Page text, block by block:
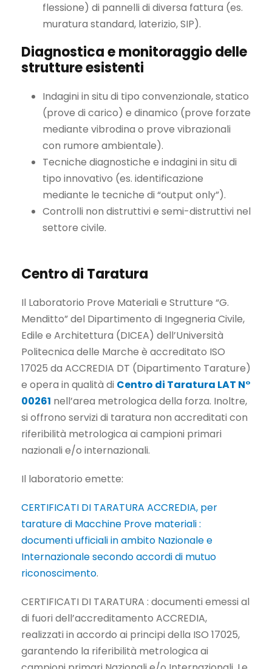
flessione) di pannelli di diversa fattura (es.
muratura standard, laterizio, SIP).
Diagnostica e monitoraggio delle
strutture esistenti
Indagini in situ di tipo convenzionale, statico
(prove di carico) e dinamico (prove forzate
mediante vibrodina o prove vibrazionali
con rumore ambientale).
Tecniche diagnostiche e indagini in situ di
tipo innovativo (es. identificazione
mediante le tecniche di “output only”).
Controlli non distruttivi e semi-distruttivi nel
settore civile.
Centro di Taratura
Il Laboratorio Prove Materiali e Strutture “G.
Menditto” del Dipartimento di Ingegneria Civile,
Edile e Architettura (DICEA) dell’Università
Politecnica delle Marche è accreditato ISO
17025 da ACCREDIA DT (Dipartimento Tarature)
e opera in qualità di Centro di Taratura LAT N°
00261 nell’area metrologica della forza. Inoltre,
si offrono servizi di taratura non accreditati con
riferibilità metrologica ai campioni primari
nazionali e/o internazionali.
Il laboratorio emette:
CERTIFICATI DI TARATURA ACCREDIA, per
tarature di Macchine Prove materiali :
documenti ufficiali in ambito Nazionale e
Internazionale secondo accordi di mutuo
riconoscimento.
CERTIFICATI DI TARATURA : documenti emessi al
di fuori dell’accreditamento ACCREDIA,
realizzati in accordo ai principi della ISO 17025,
garantendo la riferibilità metrologica ai